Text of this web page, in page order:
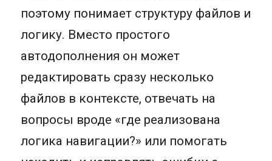
поэтому понимает структуру файлов и
логику. Вместо простого
автодополнения он может
редактировать сразу несколько
файлов в контексте, отвечать на
вопросы вроде «где реализована
логика навигации?» или помогать